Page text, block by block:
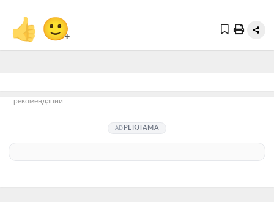
👍 🙂+
рекомендации
РЕКЛАМА